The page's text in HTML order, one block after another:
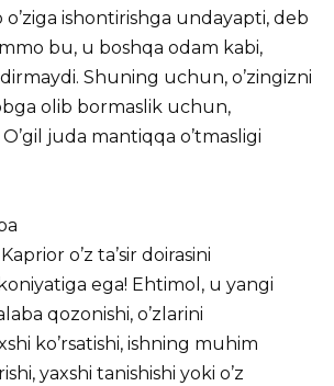
ishontirishga undayapti, deb
bu, u boshqa odam kabi,
Shuning uchun, o’zingizni
olib bormaslik uchun,
juda mantiqqa o’tmasligi
o’z ta’sir doirasini
ega! Ehtimol, u yangi
qozonishi, o’zlarini
ko’rsatishi, ishning muhim
yaxshi tanishishi yoki o’z